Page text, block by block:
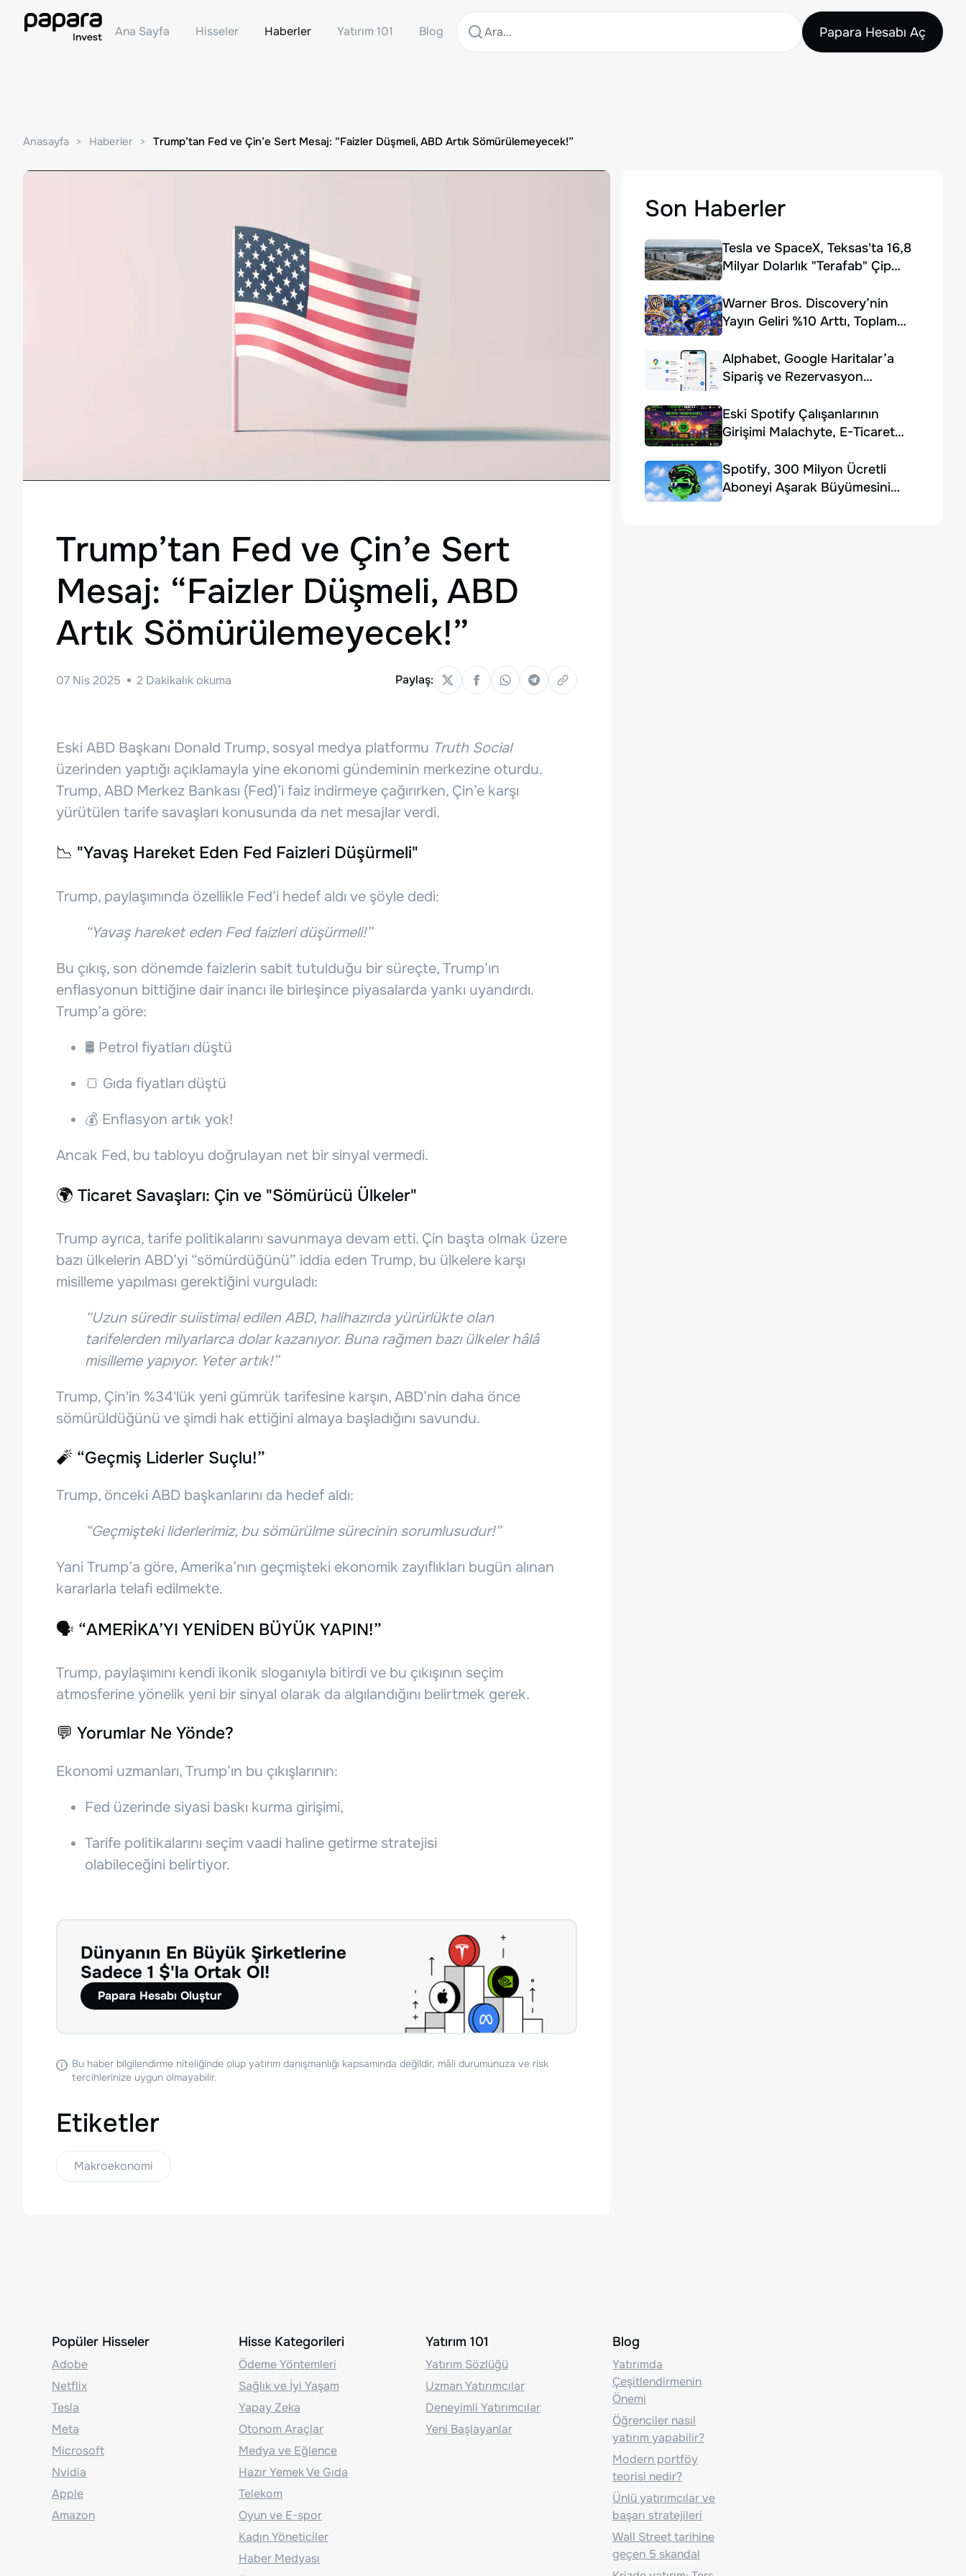
Ana Sayfa Hisseler Haberler Yatırım 101 Blog Papara Hesabı Aç
Anasayfa Haberler Trump’tan Fed ve Çin’e Sert Mesaj: “Faizler Düşmeli, ABD Artık Sömürülemeyecek!”
Trump’tan Fed ve Çin’e Sert
Mesaj: “Faizler Düşmeli, ABD
Artık Sömürülemeyecek!”
07 Nis 2025 2 Dakikalık okuma Paylaş:
Eski ABD Başkanı Donald Trump, sosyal medya platformu Truth Social
üzerinden yaptığı açıklamayla yine ekonomi gündeminin merkezine oturdu.
Trump, ABD Merkez Bankası (Fed)’i faiz indirmeye çağırırken, Çin’e karşı
yürütülen tarife savaşları konusunda da net mesajlar verdi.
📉 "Yavaş Hareket Eden Fed Faizleri Düşürmeli"
Trump, paylaşımında özellikle Fed’i hedef aldı ve şöyle dedi:
“Yavaş hareket eden Fed faizleri düşürmeli!”
Bu çıkış, son dönemde faizlerin sabit tutulduğu bir süreçte, Trump’ın
enflasyonun bittiğine dair inancı ile birleşince piyasalarda yankı uyandırdı.
Trump’a göre:
🛢️ Petrol fiyatları düştü
🍞 Gıda fiyatları düştü
💰 Enflasyon artık yok!
Ancak Fed, bu tabloyu doğrulayan net bir sinyal vermedi.
🌍 Ticaret Savaşları: Çin ve "Sömürücü Ülkeler"
Trump ayrıca, tarife politikalarını savunmaya devam etti. Çin başta olmak üzere
bazı ülkelerin ABD’yi “sömürdüğünü” iddia eden Trump, bu ülkelere karşı
misilleme yapılması gerektiğini vurguladı:
“Uzun süredir suiistimal edilen ABD, halihazırda yürürlükte olan
tarifelerden milyarlarca dolar kazanıyor. Buna rağmen bazı ülkeler hâlâ
misilleme yapıyor. Yeter artık!”
Trump, Çin'in %34'lük yeni gümrük tarifesine karşın, ABD’nin daha önce
sömürüldüğünü ve şimdi hak ettiğini almaya başladığını savundu.
🧨 “Geçmiş Liderler Suçlu!”
Trump, önceki ABD başkanlarını da hedef aldı:
“Geçmişteki liderlerimiz, bu sömürülme sürecinin sorumlusudur!”
Yani Trump’a göre, Amerika’nın geçmişteki ekonomik zayıflıkları bugün alınan
kararlarla telafi edilmekte.
🗣️ “AMERİKA’YI YENİDEN BÜYÜK YAPIN!”
Trump, paylaşımını kendi ikonik sloganıyla bitirdi ve bu çıkışının seçim
atmosferine yönelik yeni bir sinyal olarak da algılandığını belirtmek gerek.
💬 Yorumlar Ne Yönde?
Ekonomi uzmanları, Trump’ın bu çıkışlarının:
Fed üzerinde siyasi baskı kurma girişimi,
Tarife politikalarını seçim vaadi haline getirme stratejisi
olabileceğini belirtiyor.
Dünyanın En Büyük Şirketlerine
Sadece 1 $'la Ortak Ol!
Papara Hesabı Oluştur
Bu haber bilgilendirme niteliğinde olup yatırım danışmanlığı kapsamında değildir, mâli durumunuza ve risk
tercihlerinize uygun olmayabilir.
Etiketler
Makroekonomi
Son Haberler
Tesla ve SpaceX, Teksas'ta 16,8
Milyar Dolarlık "Terafab" Çip
Warner Bros. Discovery’nin
Yayın Geliri %10 Arttı, Toplam
Alphabet, Google Haritalar’a
Sipariş ve Rezervasyon
Eski Spotify Çalışanlarının
Girişimi Malachyte, E-Ticaret
Dolar Yatırım Aldı
Spotify, 300 Milyon Ücretli
Aboneyi Aşarak Büyümesini
Popüler Hisseler
Adobe
Netflix
Tesla
Meta
Microsoft
Nvidia
Apple
Amazon
Hisse Kategorileri
Ödeme Yöntemleri
Sağlık ve İyi Yaşam
Yapay Zeka
Otonom Araçlar
Medya ve Eğlence
Hazır Yemek Ve Gıda
Telekom
Oyun ve E-spor
Kadın Yöneticiler
Haber Medyası
Yatırım 101
Yatırım Sözlüğü
Uzman Yatırımcılar
Deneyimli Yatırımcılar
Yeni Başlayanlar
Blog
Yatırımda
Çeşitlendirmenin
Önemi
Öğrenciler nasıl
yatırım yapabilir?
Modern portföy
teorisi nedir?
Ünlü yatırımcılar ve
başarı stratejileri
Wall Street tarihine
geçen 5 skandal